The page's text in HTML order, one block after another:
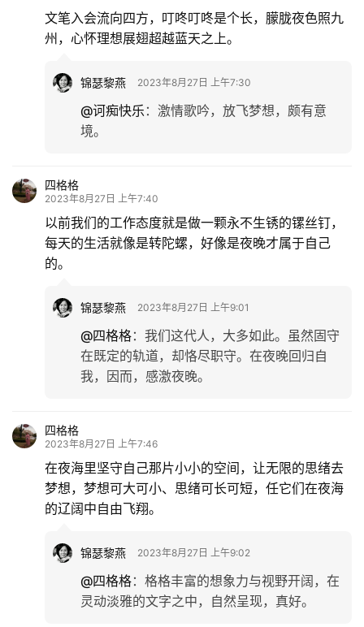
文笔入会流向四方，叮咚叮咚是个长，朦胧夜色照九
州，心怀理想展翅超越蓝天之上。
锦瑟黎燕 2023年8月27日 上午7:30
@诃痴快乐 ： 激情歌吟，放飞梦想，颇有意
境。
四格格
2023年8月27日 上午7:40
以前我们的工作态度就是做一颗永不生锈的镙丝钉，
每天的生活就像是转陀螺，好像是夜晚才属于自己
的。
锦瑟黎燕 2023年8月27日 上午9:01
@四格格： 我们这代人，大多如此。虽然固守
在既定的轨道，却恪尽职守。在夜晚回归自
我，因而，感激夜晚。
四格格
2023年8月27日 上午7:46
在夜海里坚守自己那片小小的空间，让无限的思绪去
梦想，梦想可大可小、思绪可长可短，任它们在夜海
的辽阔中自由飞翔。
锦瑟黎燕 2023年8月27日 上午9:02
@四格格： 格格丰富的想象力与视野开阔，在
灵动淡雅的文字之中，自然呈现，真好。